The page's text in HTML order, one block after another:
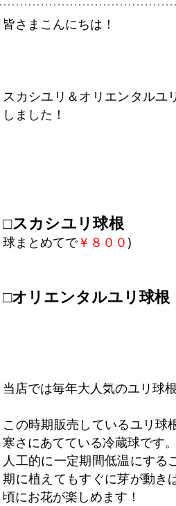
皆さまこんにちは！
スカシユリ＆オリエンタルユ
しました！
□スカシユリ球根
球まとめてで￥８００)
□オリエンタルユリ球根
当店では毎年大人気のユリ球根
この時期販売しているユリ球
寒さにあてている冷蔵球です。
人工的に一定期間低温にする
期に植えてもすぐに芽が動き
頃にお花が楽しめます！